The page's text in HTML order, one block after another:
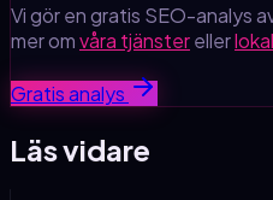
Vi gör en gratis SEO-analys
mer omvåra tjänstereller
Gratis analys
Läs vidare